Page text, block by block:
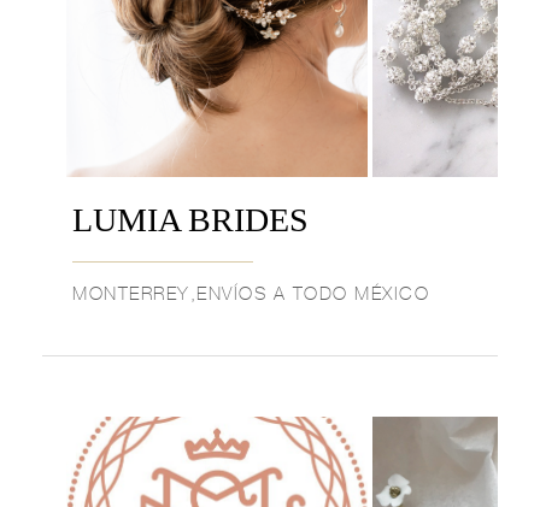
LUMIA BRIDES
MONTERREY,ENVÍOS A TODO MÉXICO